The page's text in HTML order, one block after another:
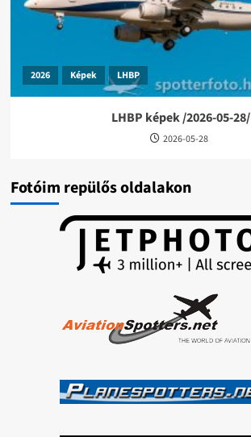
2026 Képek LHBP
LHBP képek /2026-05-28/
2026-05-28
Fotóim repülős oldalakon